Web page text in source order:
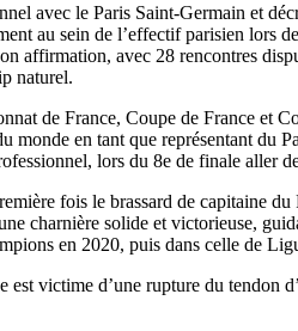
avec le Paris Saint-Germain et
au sein de l’effectif parisien
affirmation, avec 28 rencontres
naturel.
de France, Coupe de France
monde en tant que représentant
lors du 8e de finale aller
fois le brassard de capitaine
charnière solide et victorieuse,
en 2020, puis dans celle de
victime d’une rupture du